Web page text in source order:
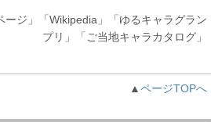
ージ」「Wikipedia」「ゆるキャラグラン
プリ」「ご当地キャラカタログ」
▲ページTOPへ